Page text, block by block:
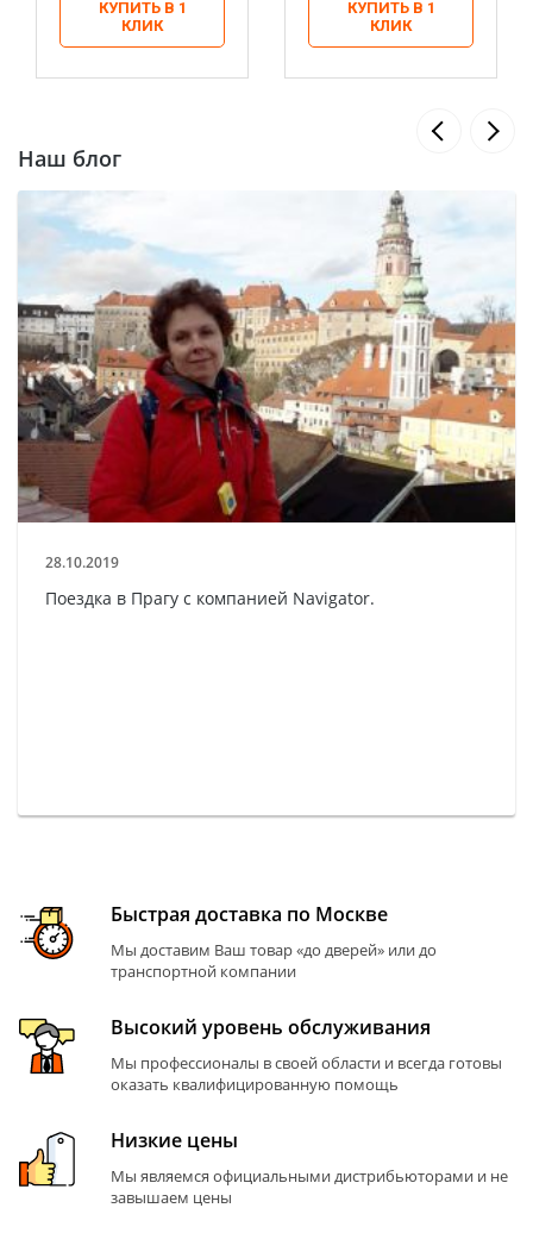
КУПИТЬ В 1
КЛИК
КУПИТЬ В 1
КЛИК
Наш блог
28.10.2019
Поездка в Прагу с компанией Navigator.
Быстрая доставка по Москве
Мы доставим Ваш товар «до дверей» или до
транспортной компании
Высокий уровень обслуживания
Мы профессионалы в своей области и всегда готовы
оказать квалифицированную помощь
Низкие цены
Мы являемся официальными дистрибьюторами и не
завышаем цены